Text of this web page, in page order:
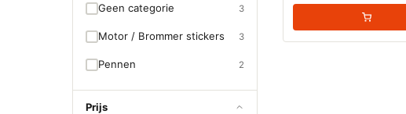
Geen categorie 3
Motor / Brommer stickers 3
Pennen 2
Prijs